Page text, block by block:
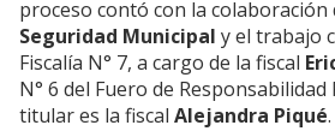
proceso contó con la colaboración
Seguridad Municipal y el trabajo
Fiscalía N° 7, a cargo de la fiscal
N° 6 del Fuero de Responsabilidad
titular es la fiscal Alejandra Piqué.